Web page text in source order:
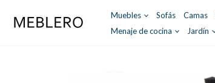
Muebles Sofás Camas
Menaje de cocina
Jardín